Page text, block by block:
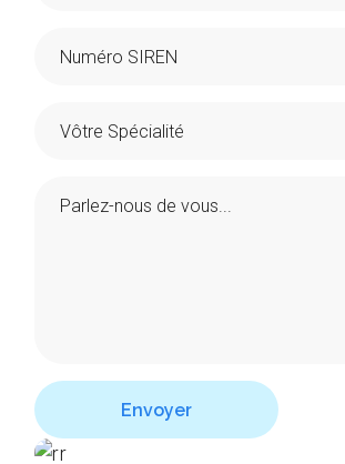
Envoyer